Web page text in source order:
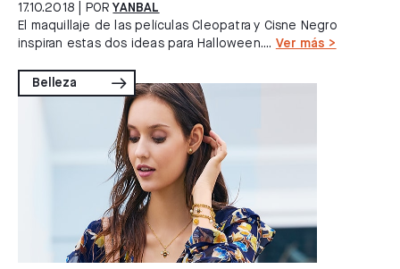
17.10.2018 | POR YANBAL
El maquillaje de las películas Cleopatra y Cisne Negro
inspiran estas dos ideas para Halloween.... Ver más >
Belleza